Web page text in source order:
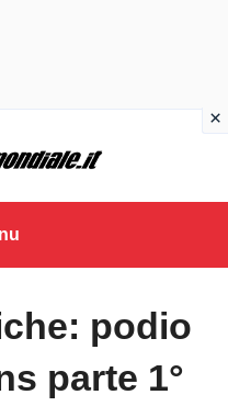
podio
parte 1°